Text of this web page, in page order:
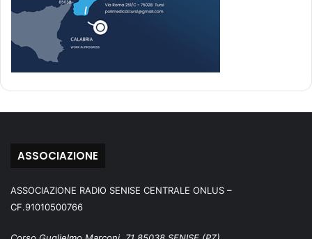
ASSOCIAZIONE
ASSOCIAZIONE RADIO SENISE CENTRALE ONLUS –
CF.91010500766